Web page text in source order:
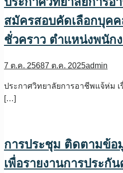
สมัครสอบคัดเลือกบุคค
ชั่วคราว ตำแหน่งพนัก
7 ต.ค. 25687 ต.ค. 2025admin
ประกาศวิทยาลัยการอาชีพแจ้ห่ม
[…]
การประชุม ติดตามข้อ
เพื่อรายงานการประกั